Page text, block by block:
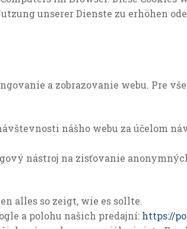
unserer Dienste zu erhöhen
a zobrazovanie webu. Pre
nášho webu za účelom
nástroj na zisťovanie
alles so zeigt, wie es sollte.
a polohu našich predajní: https://